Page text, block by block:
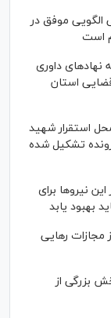
موفق در
است
داوری
استان
استقرار شهید
تشکیل شده
نیرو‌ها برای
بهبود یابد
مجازات رهایی
بزرگی از